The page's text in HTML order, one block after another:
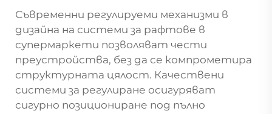
Съвременни регулируеми механизми в
дизайна на системи за рафтове в
супермаркети позволяват чести
преустройства, без да се компрометира
структурната цялост. Качествени
системи за регулиране осигуряват
сигурно позициониране под пълно